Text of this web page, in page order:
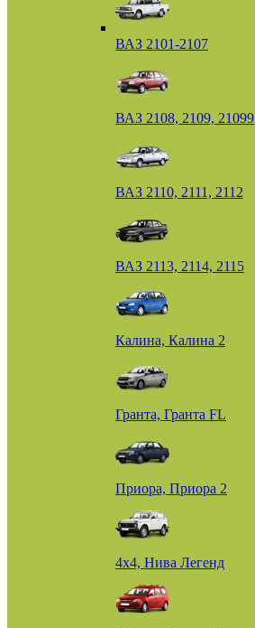
ВАЗ 2101-2107
ВАЗ 2108, 2109, 21099
ВАЗ 2110, 2111, 2112
ВАЗ 2113, 2114, 2115
Калина, Калина 2
Гранта, Гранта FL
Приора, Приора 2
4х4, Нива Легенд